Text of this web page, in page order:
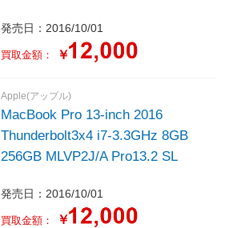
発売日：2016/10/01
買取金額： ￥
Apple(アップル)
MacBook Pro 13-inch 2016
Thunderbolt3x4 i7-3.3GHz 8GB
256GB MLVP2J/A Pro13.2 SL
発売日：2016/10/01
買取金額： ￥